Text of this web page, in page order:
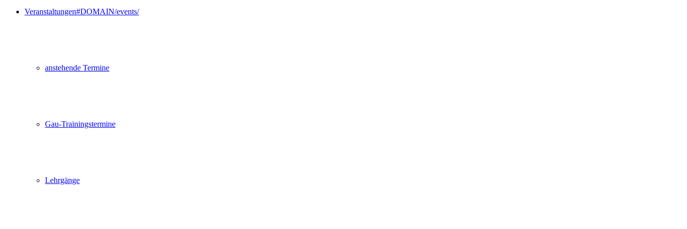
Veranstaltungen#DOMAIN/events/
anstehende Termine
Gau-Trainingstermine
Lehrgänge